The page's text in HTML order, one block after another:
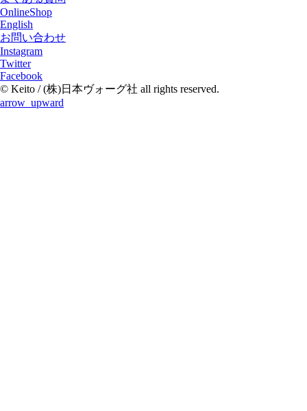
OnlineShop
English
お問い合わせ
Instagram
Twitter
Facebook
© Keito / (株)日本ヴォーグ社 all rights reserved.
arrow_upward